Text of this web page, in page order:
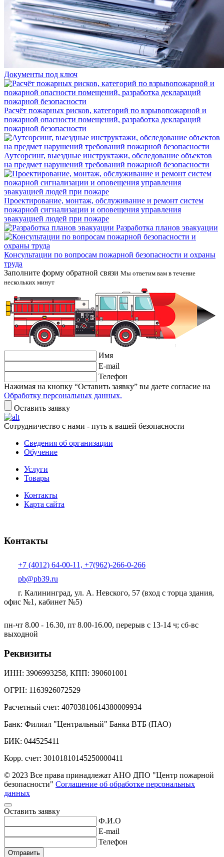
Документы под ключ
Расчёт пожарных рисков, категорий по взрывопожарной и
пожарной опасности помещений, разработка деклараций
пожарной безопасности
Аутсорсинг, выездные инструктажи, обследование объектов
на предмет нарушений требований пожарной безопасности
Проектирование, монтаж, обслуживание и ремонт систем
пожарной сигнализации и оповещения управления
эвакуацией людей при пожаре
Разработка планов эвакуации
Консультации по вопросам пожарной безопасности и охраны
труда
Заполните форму обратной связи Мы ответим вам в течение
нескольких минут
Имя
E-mail
Телефон
Нажимая на кнопку “Оставить заявку” вы даете согласие на
Обработку персональных данных.
Оставить заявку
Сотрудничество с нами - путь к вашей безопасности
Сведения об организации
Обучение
Услуги
Товары
Контакты
Карта сайта
Контакты
+7 (4012) 64-00-11, +7(962)-266-0-266
pb@pb39.ru
г. Калининград, ул. А. Невского, 57 (вход с торца здания,
офис №1, кабинет №5)
пн-чт 8.00 - 16.30, пт 8.00-16.00, перерыв с 13-14 ч; сб-вс
выходной
Реквизиты
ИНН: 3906993258, КПП: 390601001
ОГРН: 1163926072529
Расчетный счет: 40703810614380009934
Банк: Филиал "Центральный" Банка ВТБ (ПАО)
БИК: 044525411
Корр. счет: 30101810145250000411
© 2023 Все права принадлежат АНО ДПО "Центр пожарной
безопасности" Соглашение об обработке персональных
данных
Оставить заявку
Ф.И.О
E-mail
Телефон